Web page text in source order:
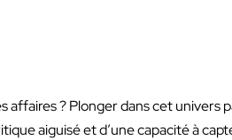
affaires ? Plonger dans cet univers
aiguisé et d’une capacité à